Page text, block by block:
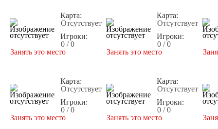
Карта:
Отсутствует
Игроки:
0 / 0
Занять это место
Карта:
Отсутствует
Игроки:
0 / 0
Занять это место
Карта:
Отсутствует
Игроки:
0 / 0
Занять это место
Карта:
Отсутствует
Игроки:
0 / 0
Занять это место